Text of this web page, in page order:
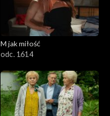
M jak miłość
odc. 1614